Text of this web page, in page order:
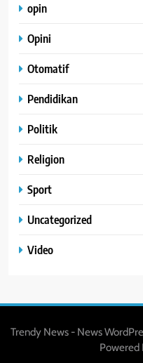
opin
Opini
Otomatif
Pendidikan
Politik
Religion
Sport
Uncategorized
Video
Trendy News - News
Powered